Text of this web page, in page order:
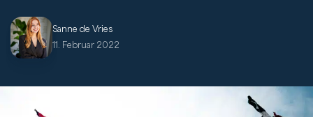
Sanne de Vries
11. Februar 2022